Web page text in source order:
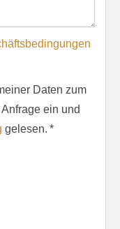
Daten zum
ein und
gelesen. *